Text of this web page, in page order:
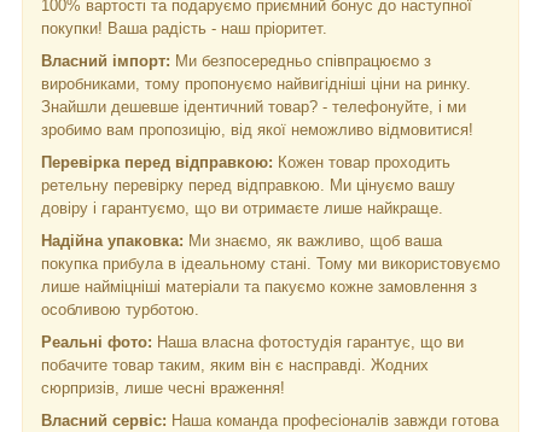
100% вартості та подаруємо приємний бонус до наступної
покупки! Ваша радість - наш пріоритет.
Власний імпорт: Ми безпосередньо співпрацюємо з
виробниками, тому пропонуємо найвигідніші ціни на ринку.
Знайшли дешевше ідентичний товар? - телефонуйте, і ми
зробимо вам пропозицію, від якої неможливо відмовитися!
Перевірка перед відправкою: Кожен товар проходить
ретельну перевірку перед відправкою. Ми цінуємо вашу
довіру і гарантуємо, що ви отримаєте лише найкраще.
Надійна упаковка: Ми знаємо, як важливо, щоб ваша
покупка прибула в ідеальному стані. Тому ми використовуємо
лише найміцніші матеріали та пакуємо кожне замовлення з
особливою турботою.
Реальні фото: Наша власна фотостудія гарантує, що ви
побачите товар таким, яким він є насправді. Жодних
сюрпризів, лише чесні враження!
Власний сервіс: Наша команда професіоналів завжди готова